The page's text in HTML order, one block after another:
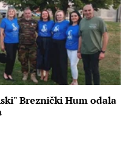
Breznički Hum odala